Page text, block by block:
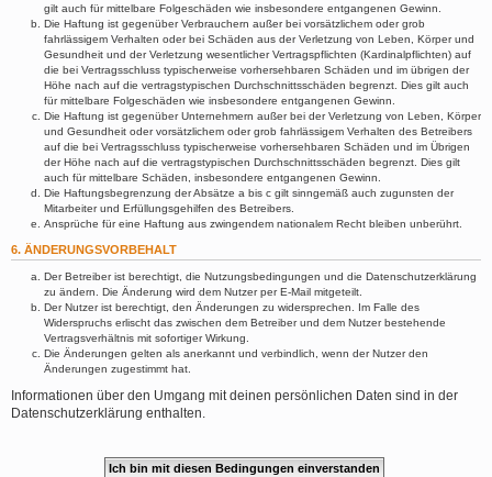
gilt auch für mittelbare Folgeschäden wie insbesondere entgangenen Gewinn.
Die Haftung ist gegenüber Verbrauchern außer bei vorsätzlichem oder grob
fahrlässigem Verhalten oder bei Schäden aus der Verletzung von Leben, Körper und
Gesundheit und der Verletzung wesentlicher Vertragspflichten (Kardinalpflichten) auf
die bei Vertragsschluss typischerweise vorhersehbaren Schäden und im übrigen der
Höhe nach auf die vertragstypischen Durchschnittsschäden begrenzt. Dies gilt auch
für mittelbare Folgeschäden wie insbesondere entgangenen Gewinn.
Die Haftung ist gegenüber Unternehmern außer bei der Verletzung von Leben, Körper
und Gesundheit oder vorsätzlichem oder grob fahrlässigem Verhalten des Betreibers
auf die bei Vertragsschluss typischerweise vorhersehbaren Schäden und im Übrigen
der Höhe nach auf die vertragstypischen Durchschnittsschäden begrenzt. Dies gilt
auch für mittelbare Schäden, insbesondere entgangenen Gewinn.
Die Haftungsbegrenzung der Absätze a bis c gilt sinngemäß auch zugunsten der
Mitarbeiter und Erfüllungsgehilfen des Betreibers.
Ansprüche für eine Haftung aus zwingendem nationalem Recht bleiben unberührt.
6. ÄNDERUNGSVORBEHALT
Der Betreiber ist berechtigt, die Nutzungsbedingungen und die Datenschutzerklärung
zu ändern. Die Änderung wird dem Nutzer per E-Mail mitgeteilt.
Der Nutzer ist berechtigt, den Änderungen zu widersprechen. Im Falle des
Widerspruchs erlischt das zwischen dem Betreiber und dem Nutzer bestehende
Vertragsverhältnis mit sofortiger Wirkung.
Die Änderungen gelten als anerkannt und verbindlich, wenn der Nutzer den
Änderungen zugestimmt hat.
Informationen über den Umgang mit deinen persönlichen Daten sind in der
Datenschutzerklärung enthalten.